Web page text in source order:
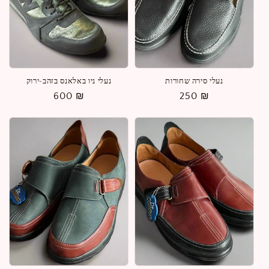
נעלי ניו באלאנס בזהב-ירוק
מחיר
600 ₪
נעלי סירה שחורות
מחיר
250 ₪